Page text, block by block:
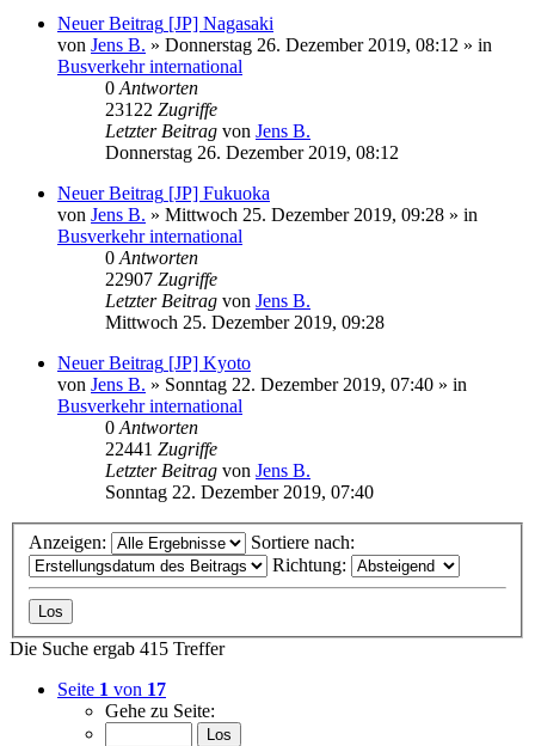
Neuer Beitrag [JP] Nagasaki
von Jens B. » Donnerstag 26. Dezember 2019, 08:12 » in
Busverkehr international
0Antworten
23122 Zugriffe
Letzter Beitrag von Jens B.
Donnerstag 26. Dezember 2019, 08:12
Neuer Beitrag [JP] Fukuoka
von Jens B. » Mittwoch 25. Dezember 2019, 09:28 » in
Busverkehr international
0Antworten
22907 Zugriffe
Letzter Beitrag von Jens B.
Mittwoch 25. Dezember 2019, 09:28
Neuer Beitrag [JP] Kyoto
von Jens B. » Sonntag 22. Dezember 2019, 07:40 » in
Busverkehr international
0Antworten
22441 Zugriffe
Letzter Beitrag von Jens B.
Sonntag 22. Dezember 2019, 07:40
Anzeigen:
Sortiere nach:
Richtung:
Die Suche ergab 415 Treffer
Seite 1 von 17
Gehe zu Seite: